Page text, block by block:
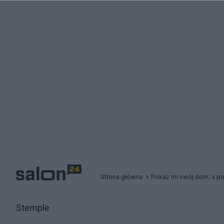
Strona główna Pokaż mi swój dom, a
Stemple